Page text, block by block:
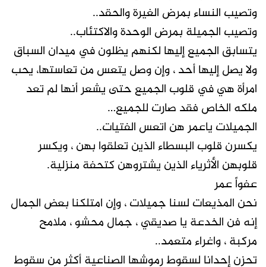
وتصيب النساء بمرض الغيرة والحقد..
وتصيب الجميلة بمرض الوحدة والاكتئاب..
يتسابق الجميع إليها لكنهم يظلون في ميدان السباق
ولا يصل إليها أحد ، وإن وصل يتعس من تعاستها، يحب
امرأة هي في قلوب الجميع حتى يشعر أنها لم تعد
ملكه الخاص فقد صارت للجميع…
الجميلات ياعمر هن اتعس الفتيات..
يكسرن قلوب البسطاء الذين تعلقوا بهن ، ويكسر
قلوبهن الأثرياء الذين يشتروهن كتحفة منزلية.
عفواً عمر
نحن المذيعات لسنا جميلات ، وإن امتلكنا بعض الجمال
إنه فن الخدعة يا صديقي ، جمال محشو ، ملامح
مركبة ، واغراء متعمد..
تحزن إحدانا لسقوط رموشها الصناعية أكثر من سقوط